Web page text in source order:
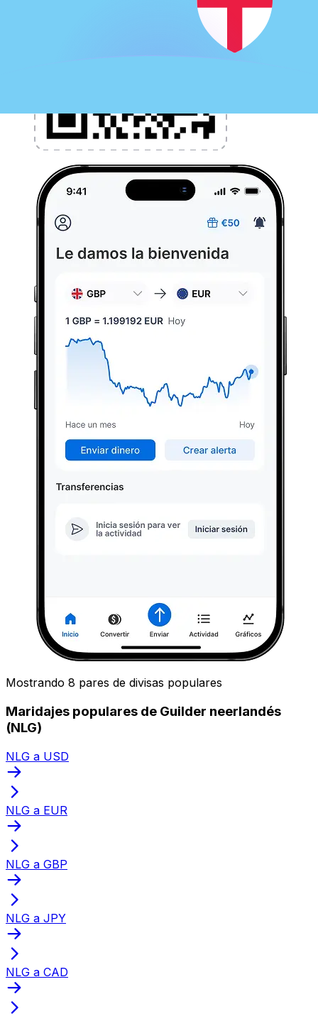
Mostrando 8 pares de divisas populares
Maridajes populares de Guilder neerlandés
(NLG)
NLG a USD
NLG a EUR
NLG a GBP
NLG a JPY
NLG a CAD